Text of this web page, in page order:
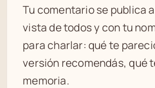
Tu comentario se publica
vista de todos y con tu
para charlar: qué te
versión recomendás, qué
memoria.